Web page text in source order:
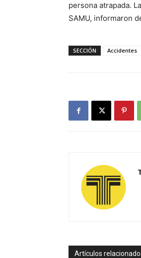
persona atrapada.
SAMU, informaron
SECCIÓN Accidentes
Artículos